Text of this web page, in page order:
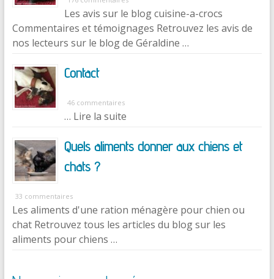
Les avis sur le blog cuisine-a-crocs
Commentaires et témoignages Retrouvez les avis de
nos lecteurs sur le blog de Géraldine …
Contact
46 commentaires
… Lire la suite
Quels aliments donner aux chiens et
chats ?
33 commentaires
Les aliments d'une ration ménagère pour chien ou
chat Retrouvez tous les articles du blog sur les
aliments pour chiens …